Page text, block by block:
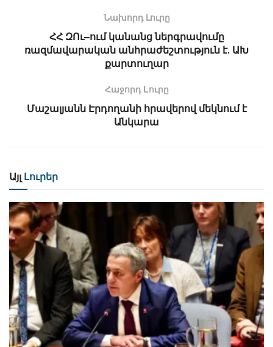
Նախորդ Լուրը
ՀՀ ԶՈւ–ում կանանց ներգրավումը
ռազմավարական անհրաժեշտություն է․ ԱԽ
քարտուղար
Հաջորդ Lուրը
Մաշալյանն Էրդողանի հրավերով մեկնում է
Անկարա
Այլ Լուրեր